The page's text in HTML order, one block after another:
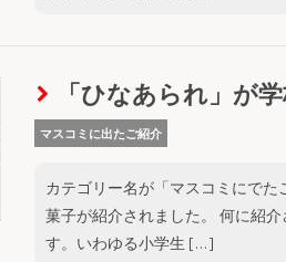
「ひなあられ」が
マスコミに出たご紹介
カテゴリー名が「マスコミにで
菓子が紹介されました。 何に紹
す。いわゆる小学生 […]